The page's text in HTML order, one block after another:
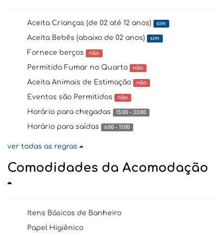
Aceita Crianças (de 02 até 12 anos) sim
Aceita Bebês (abaixo de 02 anos) sim
Fornece berços não
Permitido Fumar no Quarto não
Aceita Animais de Estimação não
Eventos são Permitidos não
Horário para chegadas 15:00 - 23:00
Horário para saídas 6:00 - 11:00
ver todas as regras
Comodidades da Acomodação
Itens Básicos de Banheiro
Papel Higiênico